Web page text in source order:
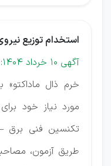
استخدام توزیع نیروی
آگهی 10 خرداد 1404:
خرم ذال ماداکتو»
مورد نیاز خود
تکنسین فنی برق
طریق آزمون،